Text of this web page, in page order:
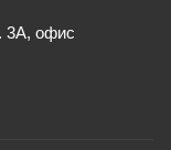
3А, офис